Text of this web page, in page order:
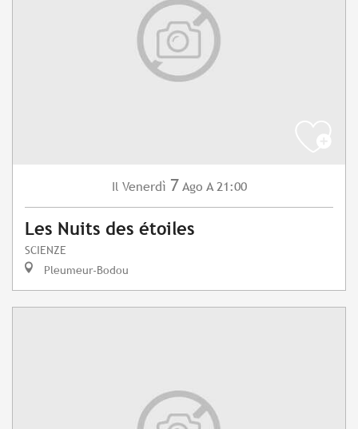
Il Venerdì 7 Ago A 21:00
Les Nuits des étoiles
SCIENZE
Pleumeur-Bodou